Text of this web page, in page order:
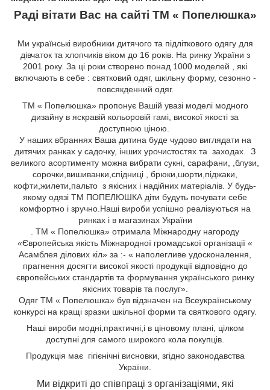
Раді вітати Вас на сайті ТМ « Попелюшка»
Ми українські виробники дитячого та підліткового одягу для
дівчаток та хлопчиків віком до 16 років. На ринку України з
2001 року. За ці роки створено понад 1000 моделей , які
включають в себе : святковий одяг, шкільну форму, сезонно -
повсякденний одяг.
ТМ « Попелюшка» пропонує Вашій увазі моделі модного
дизайну в яскравій кольоровій гамі, високої якості за
доступною ціною.
У наших вбраннях Ваша дитина буде чудово виглядати на
дитячих ранках у садочку, інших урочистостях та заходах. З
великого асортименту можна вибрати сукні, сарафани, ,блузи,
сорочки,вишиванки,спідниці , брюки,шорти,піджаки,
кофти,жилети,пальто з якісних і надійних матеріалів. У будь-
якому одязі ТМ ПОПЕЛЮШКА діти будуть почувати себе
комфортно і зручно.Наші вироби успішно реалізуються на
ринках і в магазинах України
. ТМ « Попелюшка» отримала Міжнародну нагороду
«Європейська якість Міжнародної громадської організації «
Асамблея ділових кіл» за :- « наполегливе удосконалення,
прагнення досягти високої якості продукції відповідно до
європейських стандартів та формування українського ринку
якісних товарів та послуг».
Одяг ТМ « Попелюшка» був відзначен на Всеукраїнському
конкурсі на кращі зразки шкільної форми та святкового одягу.
Наші вироби модні,практичні,ів ціновому плані, цілком
доступні для самого широкого кола покупців.
Продукція має гігієнічні висновки, згідно законодавства
України.
Ми відкриті до співпраці з організаціями, які